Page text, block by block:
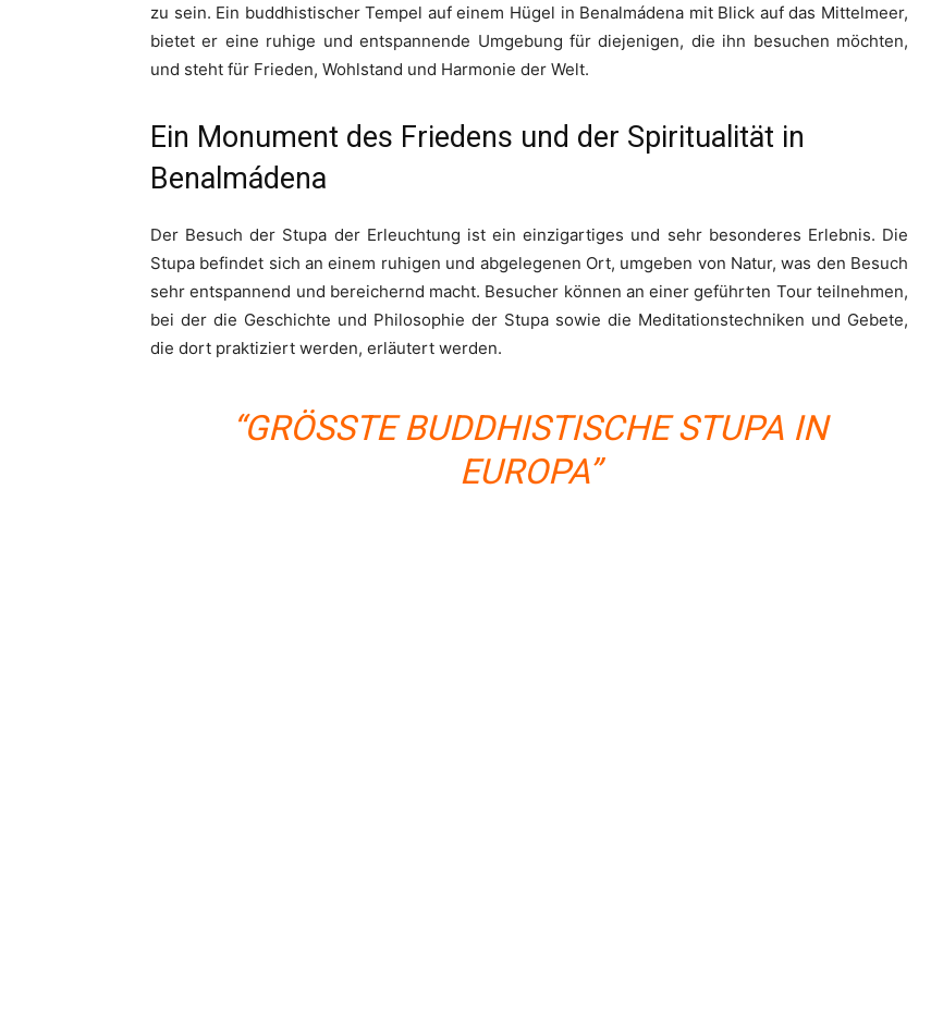
zu sein. Ein buddhistischer Tempel auf einem Hügel in Benalmádena mit Blick auf das Mittelmeer,
bietet er eine ruhige und entspannende Umgebung für diejenigen, die ihn besuchen möchten,
und steht für Frieden, Wohlstand und Harmonie der Welt.
Ein Monument des Friedens und der Spiritualität in
Benalmádena
Der Besuch der Stupa der Erleuchtung ist ein einzigartiges und sehr besonderes Erlebnis. Die
Stupa befindet sich an einem ruhigen und abgelegenen Ort, umgeben von Natur, was den Besuch
sehr entspannend und bereichernd macht. Besucher können an einer geführten Tour teilnehmen,
bei der die Geschichte und Philosophie der Stupa sowie die Meditationstechniken und Gebete,
die dort praktiziert werden, erläutert werden.
“GRÖSSTE BUDDHISTISCHE STUPA IN E
UROPA”